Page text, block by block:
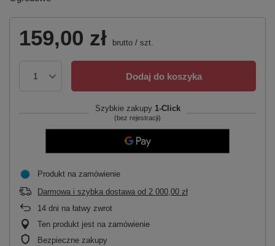
159,00 zł brutto / szt.
Dodaj do koszyka
Szybkie zakupy 1-Click
(bez rejestracji)
Produkt na zamówienie
Darmowa i szybka dostawa od 2 000,00 zł
14 dni na łatwy zwrot
Ten produkt jest na zamówienie
Bezpieczne zakupy